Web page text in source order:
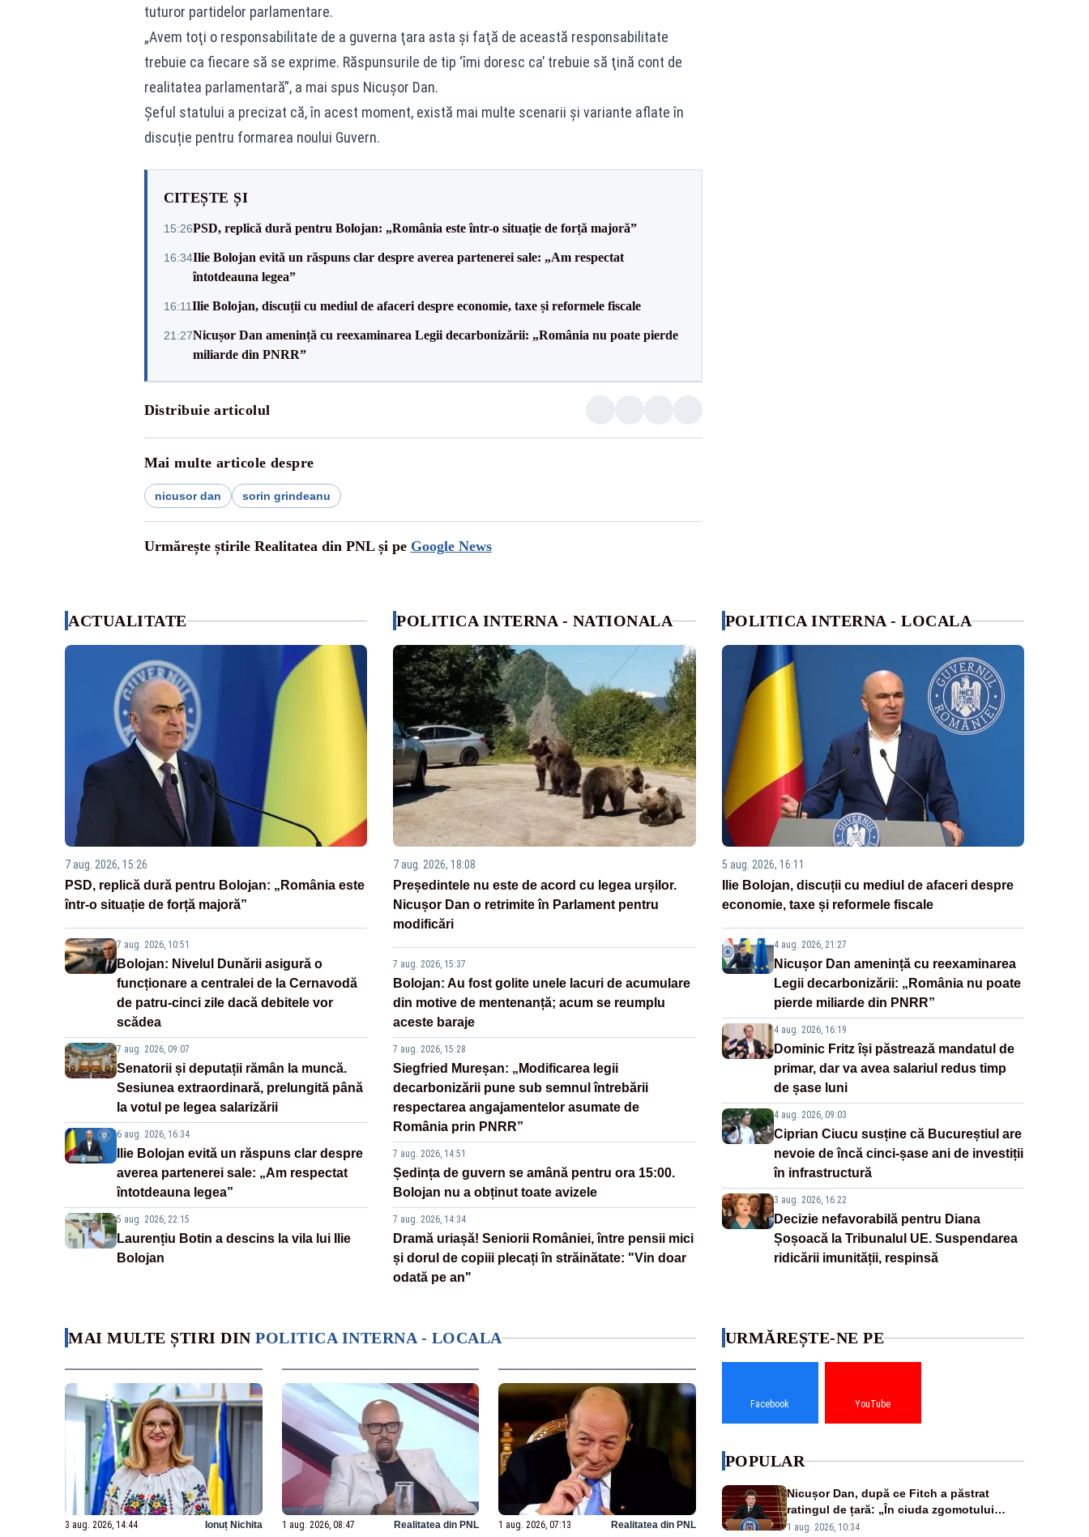
tuturor partidelor parlamentare.
„Avem toţi o responsabilitate de a guverna ţara asta şi faţă de această responsabilitate
trebuie ca fiecare să se exprime. Răspunsurile de tip ‘îmi doresc ca’ trebuie să ţină cont de
realitatea parlamentară”, a mai spus Nicuşor Dan.
Șeful statului a precizat că, în acest moment, există mai multe scenarii și variante aflate în
discuție pentru formarea noului Guvern.
CITEȘTE ȘI
15:26PSD, replică dură pentru Bolojan: „România este într-o situație de forță majoră”
16:34Ilie Bolojan evită un răspuns clar despre averea partenerei sale: „Am respectat
întotdeauna legea”
16:11Ilie Bolojan, discuții cu mediul de afaceri despre economie, taxe și reformele fiscale
21:27Nicușor Dan amenință cu reexaminarea Legii decarbonizării: „România nu poate pierde
miliarde din PNRR”
Distribuie articolul
Mai multe articole despre
nicusor dan sorin grindeanu
Urmărește știrile Realitatea din PNL și pe Google News
ACTUALITATE
7 aug. 2026, 15:26
PSD, replică dură pentru Bolojan: „România este
într-o situație de forță majoră”
7 aug. 2026, 10:51
Bolojan: Nivelul Dunării asigură o
funcționare a centralei de la Cernavodă
de patru-cinci zile dacă debitele vor
scădea
7 aug. 2026, 09:07
Senatorii și deputații rămân la muncă.
Sesiunea extraordinară, prelungită până
la votul pe legea salarizării
6 aug. 2026, 16:34
Ilie Bolojan evită un răspuns clar despre
averea partenerei sale: „Am respectat
întotdeauna legea”
5 aug. 2026, 22:15
Laurențiu Botin a descins la vila lui Ilie
Bolojan
POLITICA INTERNA - NATIONALA
7 aug. 2026, 18:08
Președintele nu este de acord cu legea urșilor.
Nicușor Dan o retrimite în Parlament pentru
modificări
7 aug. 2026, 15:37
Bolojan: Au fost golite unele lacuri de acumulare
din motive de mentenanță; acum se reumplu
aceste baraje
7 aug. 2026, 15:28
Siegfried Mureșan: „Modificarea legii
decarbonizării pune sub semnul întrebării
respectarea angajamentelor asumate de
România prin PNRR”
7 aug. 2026, 14:51
Ședința de guvern se amână pentru ora 15:00.
Bolojan nu a obținut toate avizele
7 aug. 2026, 14:34
Dramă uriașă! Seniorii României, între pensii mici
și dorul de copiii plecați în străinătate: "Vin doar
odată pe an"
POLITICA INTERNA - LOCALA
5 aug. 2026, 16:11
Ilie Bolojan, discuții cu mediul de afaceri despre
economie, taxe și reformele fiscale
4 aug. 2026, 21:27
Nicușor Dan amenință cu reexaminarea
Legii decarbonizării: „România nu poate
pierde miliarde din PNRR”
4 aug. 2026, 16:19
Dominic Fritz își păstrează mandatul de
primar, dar va avea salariul redus timp
de șase luni
4 aug. 2026, 09:03
Ciprian Ciucu susține că Bucureștiul are
nevoie de încă cinci-șase ani de investiții
în infrastructură
3 aug. 2026, 16:22
Decizie nefavorabilă pentru Diana
Șoșoacă la Tribunalul UE. Suspendarea
ridicării imunității, respinsă
MAI MULTE ȘTIRI DIN POLITICA INTERNA - LOCALA
3 aug. 2026, 14:44 Ionuț Nichita 1 aug. 2026, 08:47 Realitatea din PNL 1 aug. 2026, 07:13 Realitatea din PNL
URMĂREȘTE-NE PE
Facebook YouTube
POPULAR
Nicușor Dan, după ce Fitch a păstrat
ratingul de țară: „În ciuda zgomotului
politic, România funcționează”
1 aug. 2026, 10:34